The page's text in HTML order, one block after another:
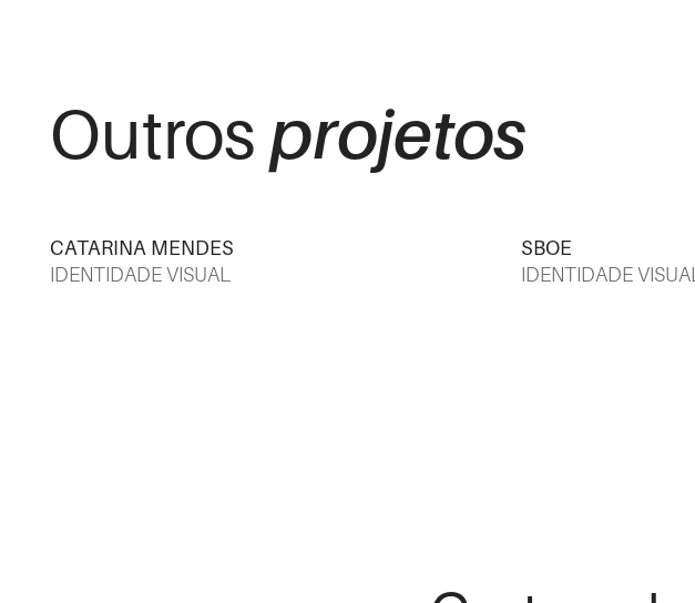
Outros projetos
CATARINA MENDES
IDENTIDADE VISUAL
SBOE
IDENTIDADE VISUAL